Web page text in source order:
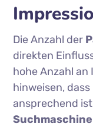
Die Anzahl der
direkten
hohe Anzahl
hinweisen,
ansprechend